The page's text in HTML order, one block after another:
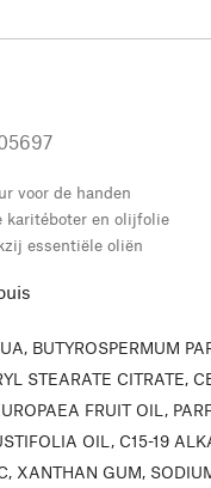
voor de handen
karitéboter en olijfolie
essentiële oliën
BUTYROSPERMUM
STEARATE CITRATE,
FRUIT OIL,
OIL, C15-19
XANTHAN GUM,